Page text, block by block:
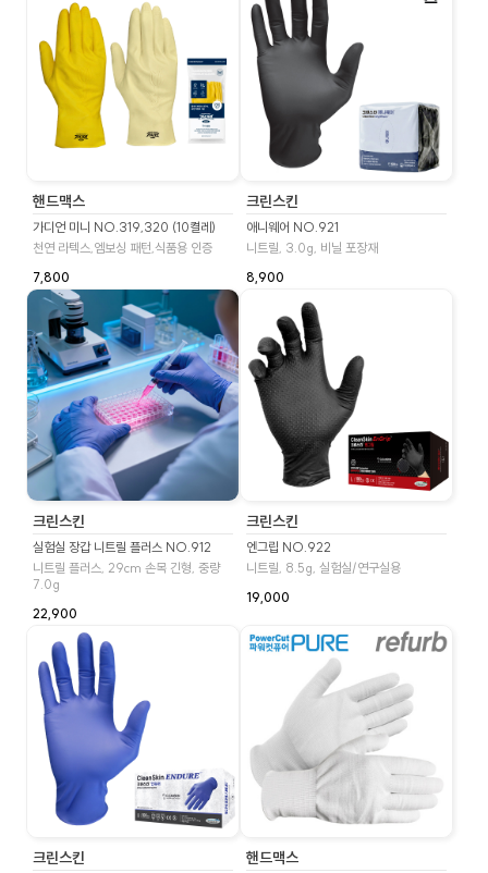
핸드맥스
가디언 미니 NO.319,320 (10켤레)
천연 라텍스,엠보싱 패턴,식품용 인증
7,800
크린스킨
애니웨어 NO.921
니트릴, 3.0g, 비닐 포장재
8,900
크린스킨
실험실 장갑 니트릴 플러스 NO.912
니트릴 플러스, 29cm 손목 긴형, 중량
7.0g
22,900
크린스킨
엔그립 NO.922
니트릴, 8.5g, 실험실/연구실용
19,000
크린스킨 핸드맥스